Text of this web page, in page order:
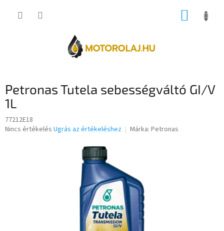
KOSÁR
Petronas Tutela sebességváltó GI/V
1L
77212E18
A
Nincs értékelés Ugrás az értékeléshez Márka: Petronas